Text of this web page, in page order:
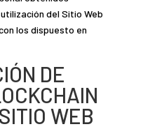
del Sitio Web
los dispuesto en
DE
WEB